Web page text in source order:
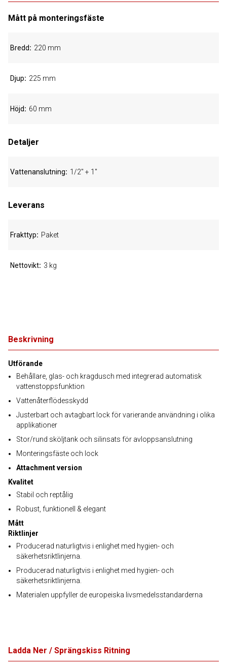
Beskrivning
Utförande
Behållare, glas- och kragdusch med integrerad automatisk
vattenstoppsfunktion
Vattenåterflödesskydd
Justerbart och avtagbart lock för varierande användning i olika
applikationer
Stor/rund sköljtank och silinsats för avloppsanslutning
Monteringsfäste och lock
Attachment version
Kvalitet
Stabil och reptålig
Robust, funktionell & elegant
Mått
Riktlinjer
Producerad naturligtvis i enlighet med hygien- och
säkerhetsriktlinjerna.
Producerad naturligtvis i enlighet med hygien- och
säkerhetsriktlinjerna.
Materialen uppfyller de europeiska livsmedelsstandarderna
Mått på monteringsfäste
Bredd 220 mm
Djup 225 mm
Höjd 60 mm
Detaljer
Vattenanslutning 1/2" + 1"
Leverans
Frakttyp Paket
Nettovikt 3 kg
Ladda Ner / Sprängskiss Ritning